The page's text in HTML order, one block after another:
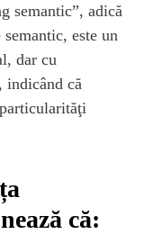
semantic”, adică
este un
dar cu
că
că: